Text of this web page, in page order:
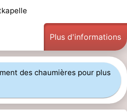
Plus d'informations
des chaumières pour plus